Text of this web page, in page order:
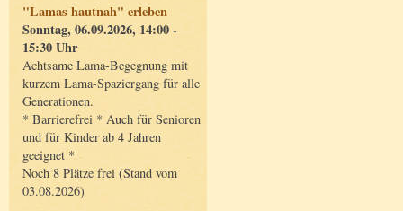
"Lamas hautnah" erleben
Sonntag, 06.09.2026, 14:00 -
15:30 Uhr
Achtsame Lama-Begegnung mit
kurzem Lama-Spaziergang für alle
Generationen.
* Barrierefrei * Auch für Senioren
und für Kinder ab 4 Jahren
geeignet *
Noch 8 Plätze frei (Stand vom
03.08.2026)